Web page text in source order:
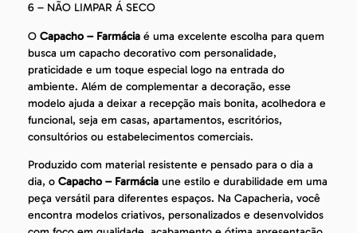
6 – NÃO LIMPAR Á SECO
O Capacho – Farmácia é uma excelente escolha para quem
busca um capacho decorativo com personalidade,
praticidade e um toque especial logo na entrada do
ambiente. Além de complementar a decoração, esse
modelo ajuda a deixar a recepção mais bonita, acolhedora e
funcional, seja em casas, apartamentos, escritórios,
consultórios ou estabelecimentos comerciais.
Produzido com material resistente e pensado para o dia a
dia, o Capacho – Farmácia une estilo e durabilidade em uma
peça versátil para diferentes espaços. Na Capacheria, você
encontra modelos criativos, personalizados e desenvolvidos